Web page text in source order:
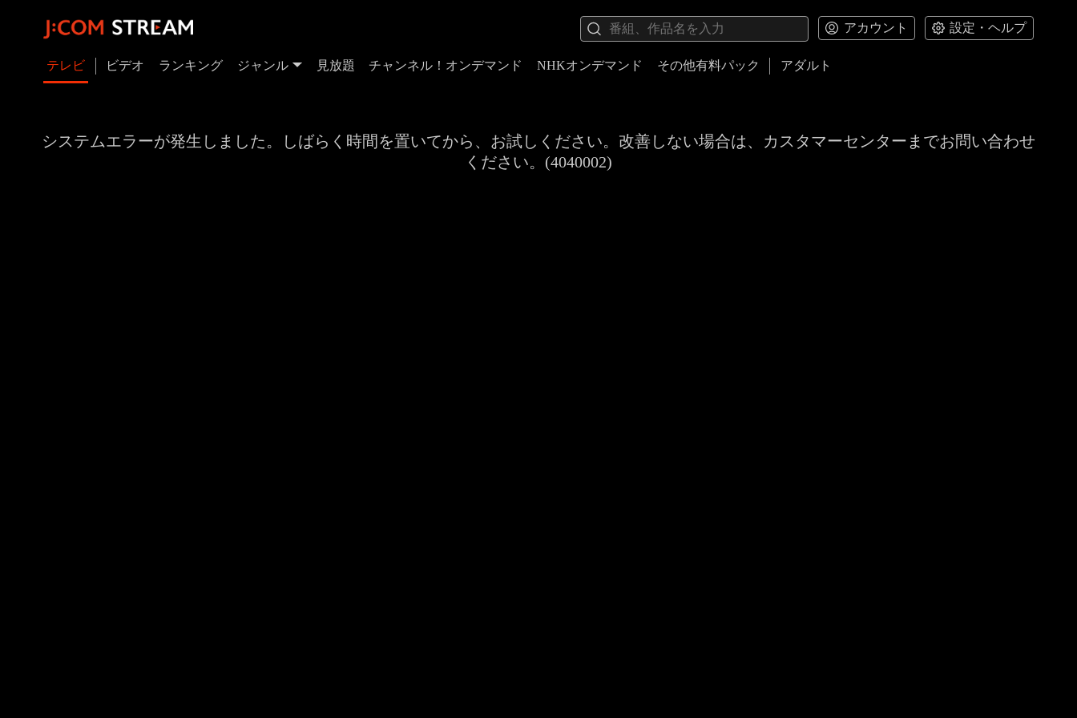
アカウント 設定・ヘルプ
テレビ ビデオ ランキング ジャンル 見放題 チャンネル！オンデマンド NHKオンデマンド その他有料パック アダルト
システムエラーが発生しました。しばらく時間を置いてから、お試しください。改善しない場合は、カスタマーセンターまでお問い合わせ
ください。(4040002)